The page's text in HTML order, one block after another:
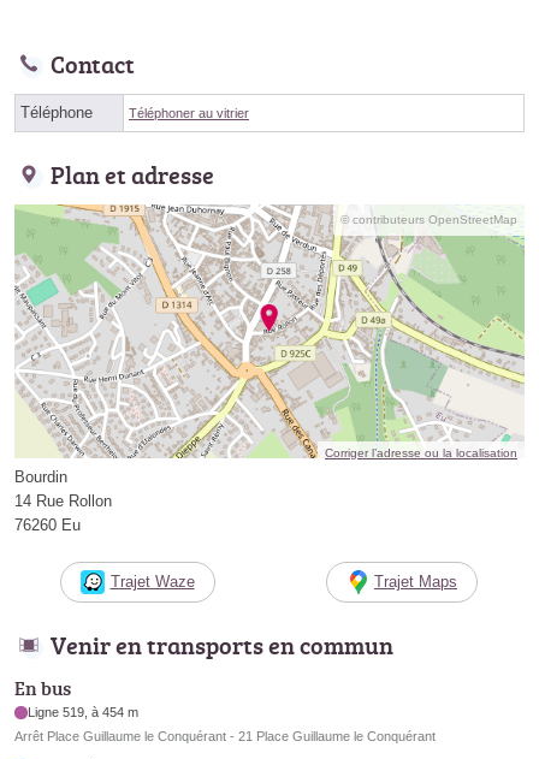
Contact
Téléphone Téléphoner au vitrier
Plan et adresse
© contributeurs OpenStreetMap
Corriger l’adresse ou la localisation
Bourdin
14 Rue Rollon
76260 Eu
Trajet Waze Trajet Maps
Venir en transports en commun
En bus
Ligne 519, à 454 m
Arrêt Place Guillaume le Conquérant - 21 Place Guillaume le Conquérant